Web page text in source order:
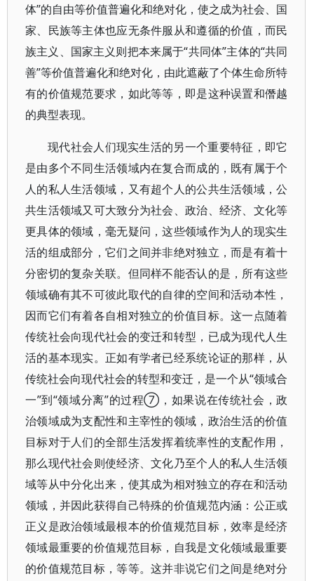
体”的自由等价值普遍化和绝对化，使之成为社会、国
家、民族等主体也应无条件服从和遵循的价值，而民
族主义、国家主义则把本来属于“共同体”主体的“共同
善”等价值普遍化和绝对化，由此遮蔽了个体生命所特
有的价值规范要求，如此等等，即是这种误置和僭越
的典型表现。
现代社会人们现实生活的另一个重要特征，即它
是由多个不同生活领域内在复合而成的，既有属于个
人的私人生活领域，又有超个人的公共生活领域，公
共生活领域又可大致分为社会、政治、经济、文化等
更具体的领域，毫无疑问，这些领域作为人的现实生
活的组成部分，它们之间并非绝对独立，而是有着十
分密切的复杂关联。但同样不能否认的是，所有这些
领域确有其不可彼此取代的自律的空间和活动本性，
因而它们有着各自相对独立的价值目标。这一点随着
传统社会向现代社会的变迁和转型，已成为现代人生
活的基本现实。正如有学者已经系统论证的那样，从
传统社会向现代社会的转型和变迁，是一个从“领域合
一”到“领域分离”的过程⑦，如果说在传统社会，政
治领域成为支配性和主宰性的领域，政治生活的价值
目标对于人们的全部生活发挥着统率性的支配作用，
那么现代社会则使经济、文化乃至个人的私人生活领
域等从中分化出来，使其成为相对独立的存在和活动
领域，并因此获得自己特殊的价值规范内涵：公正或
正义是政治领域最根本的价值规范目标，效率是经济
领域最重要的价值规范目标，自我是文化领域最重要
的价值规范目标，等等。这并非说它们之间是绝对分